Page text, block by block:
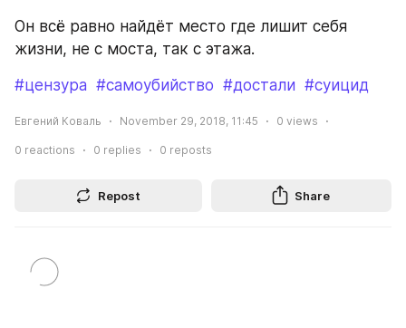
Он всё равно найдёт место где лишит себя
жизни, не с моста, так с этажа.
#цензура #самоубийство #достали #суицид
Евгений Коваль November 29, 2018, 11:45 0 views
0 reactions 0 replies 0 reposts
Repost Share